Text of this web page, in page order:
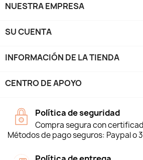
NUESTRA EMPRESA
SU CUENTA
INFORMACIÓN DE LA TIENDA
CENTRO DE APOYO
Política de seguridad
Compra segura con
Métodos de pago seguros: Paypal o